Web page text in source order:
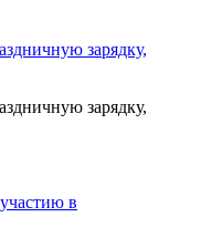
зарядку,
зарядку,
в